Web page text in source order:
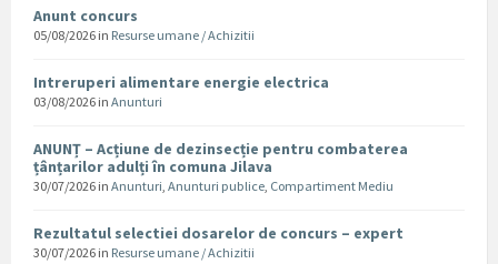
Anunt concurs
05/08/2026 in Resurse umane / Achizitii
Intreruperi alimentare energie electrica
03/08/2026 in Anunturi
ANUNȚ – Acțiune de dezinsecție pentru combaterea
țânțarilor adulți în comuna Jilava
30/07/2026 in Anunturi, Anunturi publice, Compartiment Mediu
Rezultatul selectiei dosarelor de concurs – expert
30/07/2026 in Resurse umane / Achizitii